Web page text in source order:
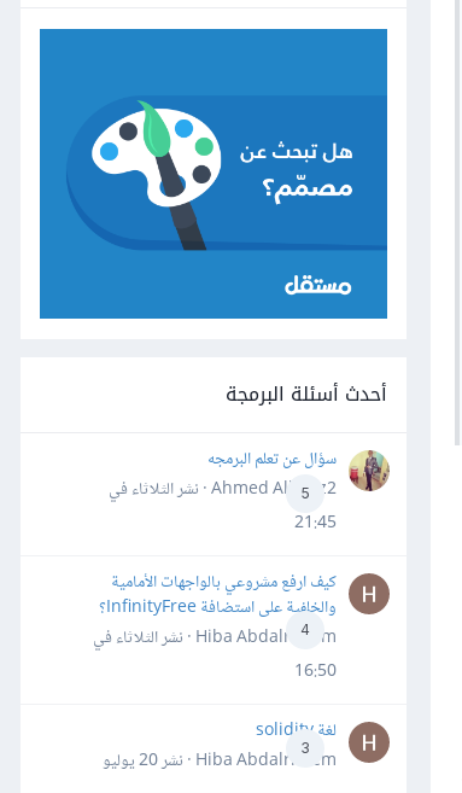
أحدث أسئلة البرمجة
5
سؤال عن تعلم البرمجه
Ahmed Alhafiz2 · نشر
الثلاثاء في
21:45
4
كيف ارفع مشروعي بالواجهات الأمامية
والخلفية على استضافة InfinityFree؟
Hiba Abdalrheem · نشر
الثلاثاء في
16:50
3
لغة solidity
Hiba Abdalrheem · نشر
20 يوليو